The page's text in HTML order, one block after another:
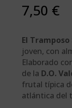
7,50 €
El
joven, con
Elaborado
de la D.O.
frutal típica
atlántica del